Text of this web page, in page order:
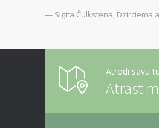
— Sigita Čulkstena, Dzirciema
Atrodi savu
Atrast